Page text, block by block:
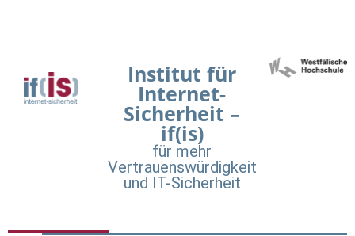
Institut für
Internet-
Sicherheit –
if(is)
für mehr
Vertrauenswürdigkeit
und IT-Sicherheit